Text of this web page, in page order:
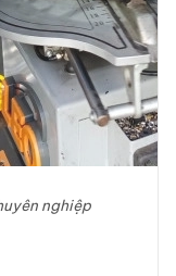
nghiệp